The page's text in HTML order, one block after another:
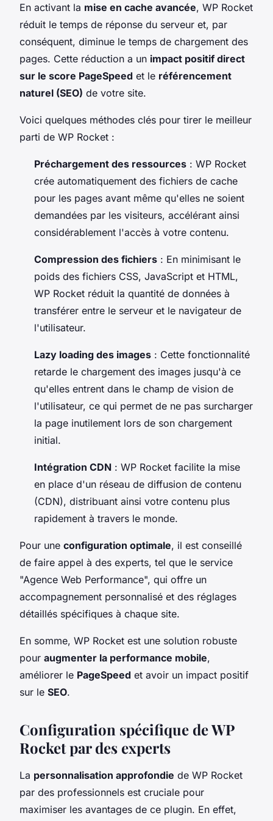
En activant la mise en cache avancée, WP Rocket
réduit le temps de réponse du serveur et, par
conséquent, diminue le temps de chargement des
pages. Cette réduction a un impact positif direct
sur le score PageSpeed et le référencement
naturel (SEO) de votre site.
Voici quelques méthodes clés pour tirer le meilleur
parti de WP Rocket :
Préchargement des ressources : WP Rocket
crée automatiquement des fichiers de cache
pour les pages avant même qu'elles ne soient
demandées par les visiteurs, accélérant ainsi
considérablement l'accès à votre contenu.
Compression des fichiers : En minimisant le
poids des fichiers CSS, JavaScript et HTML,
WP Rocket réduit la quantité de données à
transférer entre le serveur et le navigateur de
l'utilisateur.
Lazy loading des images : Cette fonctionnalité
retarde le chargement des images jusqu'à ce
qu'elles entrent dans le champ de vision de
l'utilisateur, ce qui permet de ne pas surcharger
la page inutilement lors de son chargement
initial.
Intégration CDN : WP Rocket facilite la mise
en place d'un réseau de diffusion de contenu
(CDN), distribuant ainsi votre contenu plus
rapidement à travers le monde.
Pour une configuration optimale, il est conseillé
de faire appel à des experts, tel que le service
"Agence Web Performance", qui offre un
accompagnement personnalisé et des réglages
détaillés spécifiques à chaque site.
En somme, WP Rocket est une solution robuste
pour augmenter la performance mobile,
améliorer le PageSpeed et avoir un impact positif
sur le SEO.
Configuration spécifique de WP
Rocket par des experts
La personnalisation approfondie de WP Rocket
par des professionnels est cruciale pour
maximiser les avantages de ce plugin. En effet,